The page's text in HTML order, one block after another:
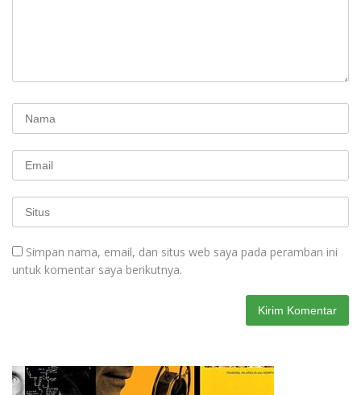
Simpan nama, email, dan situs web saya pada peramban ini
untuk komentar saya berikutnya.